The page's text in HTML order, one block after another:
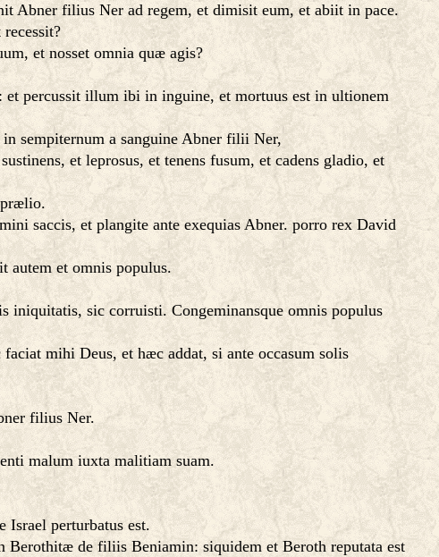
Abner filius Ner ad regem, et dimisit eum, et abiit in pace.
et nosset omnia quæ agis?
percussit illum ibi in inguine, et mortuus est in ultionem
sempiternum a sanguine Abner filii Ner,
et leprosus, et tenens fusum, et cadens gladio, et
prælio.
saccis, et plangite ante exequias Abner. porro rex David
autem et omnis populus.
sic corruisti. Congeminansque omnis populus
mihi Deus, et hæc addat, si ante occasum solis
filius Ner.
malum iuxta malitiam suam.
perturbatus est.
de filiis Beniamin: siquidem et Beroth reputata est